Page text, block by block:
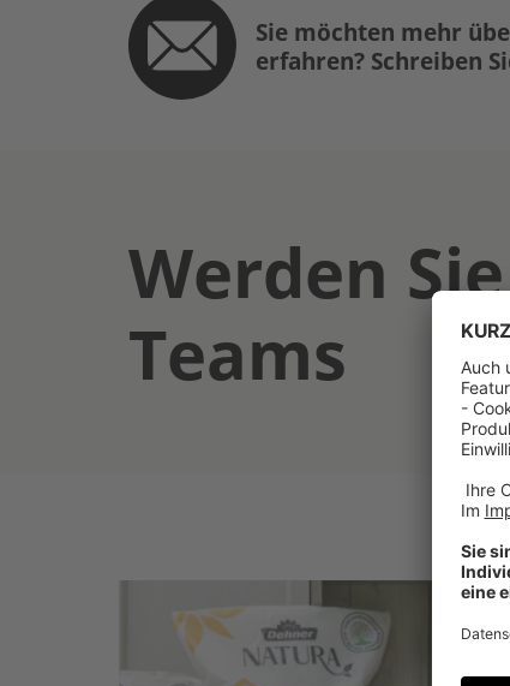
Sie möchten mehr
erfahren? Schreiben
Werden
Teams